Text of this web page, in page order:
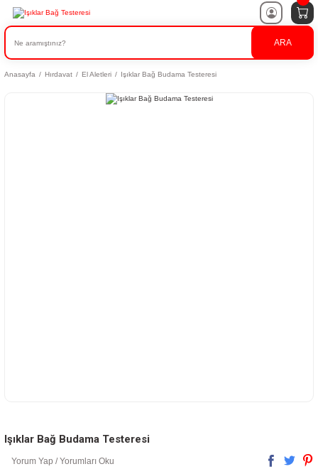
ARA
Anasayfa Hırdavat El Aletleri Işıklar Bağ Budama Testeresi
Işıklar Bağ Budama Testeresi
Yorum Yap / Yorumları Oku